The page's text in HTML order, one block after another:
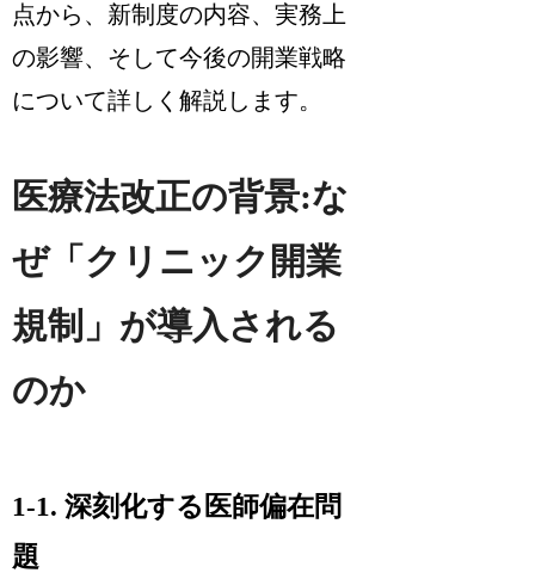
点から、新制度の内容、実務上
の影響、そして今後の開業戦略
について詳しく解説します。
医療法改正の背景:な
ぜ「クリニック開業
規制」が導入される
のか
1-1. 深刻化する医師偏在問
題